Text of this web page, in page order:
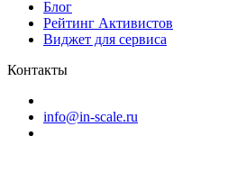
Блог
Рейтинг Активистов
Виджет для сервиса
Контакты
info@in-scale.ru